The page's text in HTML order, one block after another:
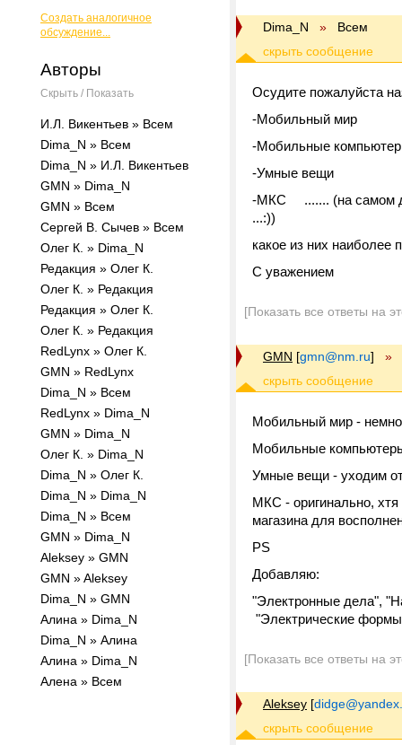
Создать аналогичное
обсуждение...
Авторы
Скрыть / Показать
И.Л. Викентьев » Всем
Dima_N » Всем
Dima_N » И.Л. Викентьев
GMN » Dima_N
GMN » Всем
Сергей В. Сычев » Всем
Олег К. » Dima_N
Редакция » Олег К.
Олег К. » Редакция
Редакция » Олег К.
Олег К. » Редакция
RedLynx » Олег К.
GMN » RedLynx
Dima_N » Всем
RedLynx » Dima_N
GMN » Dima_N
Олег К. » Dima_N
Dima_N » Олег К.
Dima_N » Dima_N
Dima_N » Всем
GMN » Dima_N
Aleksey » GMN
GMN » Aleksey
Dima_N » GMN
Алина » Dima_N
Dima_N » Алина
Алина » Dima_N
Алена » Всем
Dima_N » Всем
Осудите пожалуйста
-Мобильный мир
-Мобильные
-Умные вещи
-МКС ....... (на самом
...:))
какое из них наиболее
С уважением
[Показать все ответы на
GMN [gmn@nm.ru] »
Мобильный мир -
Мобильные
Умные вещи - уходим
МКС - оригинально, хтя
магазина для
PS
Добавляю:
"Электронные дела",
"Электрические
[Показать все ответы на
Aleksey [